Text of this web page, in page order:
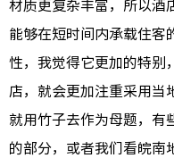
材质更复杂丰富，所以酒
能够在短时间内承载住客
性，我觉得它更加的特别
店，就会更加注重采用当
就用竹子去作为母题，有
的部分，或者我们看皖南